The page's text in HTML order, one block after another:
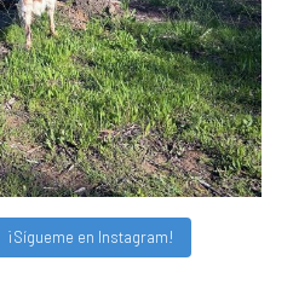
¡Sígueme en Instagram!